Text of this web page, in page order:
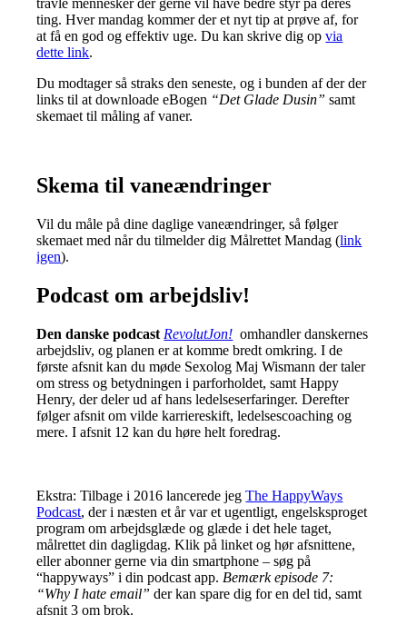
travle mennesker der gerne vil have bedre styr på deres
ting. Hver mandag kommer der et nyt tip at prøve af, for
at få en god og effektiv uge. Du kan skrive dig opvia
dette link.
Du modtager så straks den seneste, og i bunden af der der
links til at downloade eBogen “Det Glade Dusin” samt
skemaet til måling af vaner.
Skema til vaneændringer
Vil du måle på dine daglige vaneændringer, så følger
skemaet med når du tilmelder dig Målrettet Mandag (link
igen).
Podcast om arbejdsliv!
Den danske podcast RevolutJon! omhandler danskernes
arbejdsliv, og planen er at komme bredt omkring. I de
første afsnit kan du møde Sexolog Maj Wismann der taler
om stress og betydningen i parforholdet, samt Happy
Henry, der deler ud af hans ledelseserfaringer. Derefter
følger afsnit om vilde karriereskift, ledelsescoaching og
mere. I afsnit 12 kan du høre helt foredrag.
Ekstra: Tilbage i 2016 lancerede jegThe HappyWays
Podcast, der i næsten et år var et ugentligt, engelsksproget
program om arbejdsglæde og glæde i det hele taget,
målrettet din dagligdag. Klik på linket og hør afsnittene,
eller abonner gerne via din smartphone – søg på
“happyways” i din podcast app. Bemærk episode 7:
“Why I hate email”der kan spare dig for en del tid, samt
afsnit 3 om brok.